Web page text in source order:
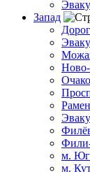
Запад
м.
м.